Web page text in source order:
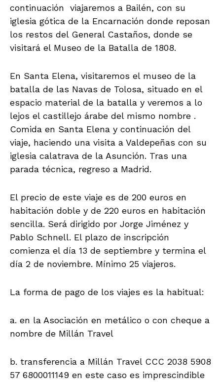
continuación viajaremos a Bailén, con su
iglesia gótica de la Encarnación donde reposan
los restos del General Castaños, donde se
visitará el Museo de la Batalla de 1808.
En Santa Elena, visitaremos el museo de la
batalla de las Navas de Tolosa, situado en el
espacio material de la batalla y veremos a lo
lejos el castillejo árabe del mismo nombre .
Comida en Santa Elena y continuación del
viaje, haciendo una visita a Valdepeñas con su
iglesia calatrava de la Asunción. Tras una
parada técnica, regreso a Madrid.
El precio de este viaje es de 200 euros en
habitación doble y de 220 euros en habitación
sencilla. Será dirigido por Jorge Jiménez y
Pablo Schnell. El plazo de inscripción
comienza el día 13 de septiembre y termina el
día 2 de noviembre. Mínimo 25 viajeros.
La forma de pago de los viajes es la habitual:
a. en la Asociación en metálico o con cheque a
nombre de Millán Travel
b. transferencia a Millán Travel CCC 2038 5908
57 6800011149 en este caso es imprescindible